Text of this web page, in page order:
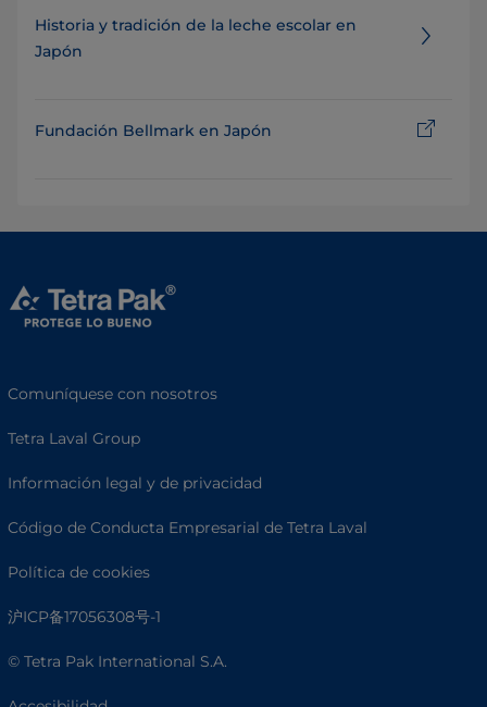
Historia y tradición de la leche escolar en
Japón
Fundación Bellmark en Japón
Comuníquese con nosotros
Tetra Laval Group
Información legal y de privacidad
Código de Conducta Empresarial de Tetra Laval
Política de cookies
沪ICP备17056308号-1
© Tetra Pak International S.A.